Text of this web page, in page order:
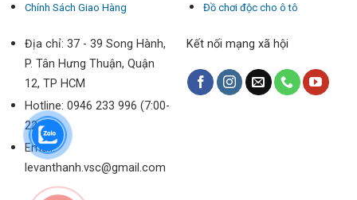
Chính Sách Giao Hàng
Đồ chơi độc cho ô tô
Địa chỉ: 37 - 39 Song Hành,
P. Tân Hưng Thuận, Quận
12, TP HCM
Hotline: 0946 233 996 (7:00-
22:00)
Email:
levanthanh.vsc@gmail.com
Kết nối mạng xã hội